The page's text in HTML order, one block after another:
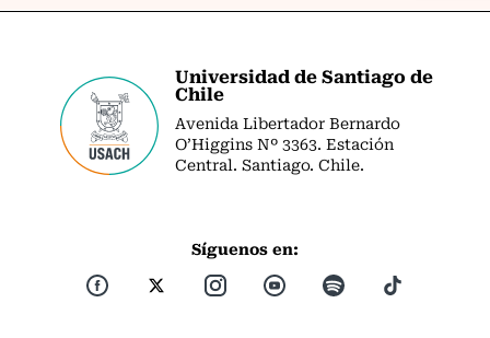
Universidad de Santiago de
Chile
Avenida Libertador Bernardo
O’Higgins Nº 3363. Estación
Central. Santiago. Chile.
Síguenos en: